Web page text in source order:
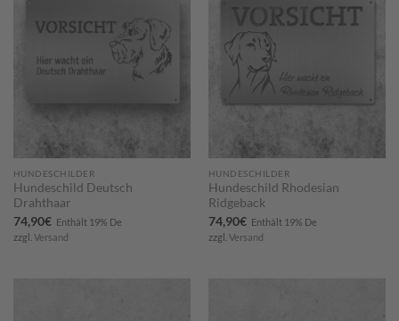
HUNDESCHILDER
Hundeschild Deutsch
Drahthaar
74,90€ Enthält 19% De
zzgl. Versand
Merkzettel
hinzufügen
HUNDESCHILDER
Hundeschild Rhodesian
Ridgeback
74,90€ Enthält 19% De
zzgl. Versand